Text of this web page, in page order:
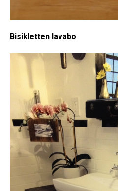
Bisikletten lavabo